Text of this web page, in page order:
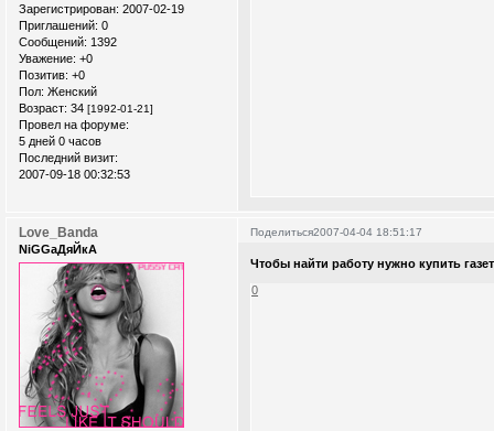
Зарегистрирован: 2007-02-19
Приглашений: 0
Сообщений: 1392
Уважение: +0
Позитив: +0
Пол: Женский
Возраст: 34 [1992-01-21]
Провел на форуме:
5 дней 0 часов
Последний визит:
2007-09-18 00:32:53
Поделиться2007-04-04 18:51:17
Love_Banda
NiGGaДяЙкА
Чтобы найти работу нужно купить
0